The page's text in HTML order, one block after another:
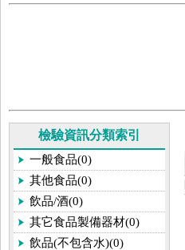
檢驗資訊分類索引
一般食品(0)
其他食品(0)
飲品/酒(0)
其它食品製備器材(0)
飲品(不包含水)(0)